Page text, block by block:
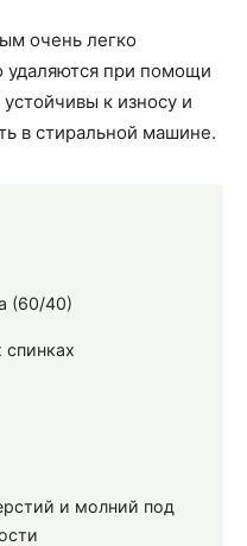
очень легко
удаляются при помощи
к износу и
в стиральной машине.
(60/40)
и молний под